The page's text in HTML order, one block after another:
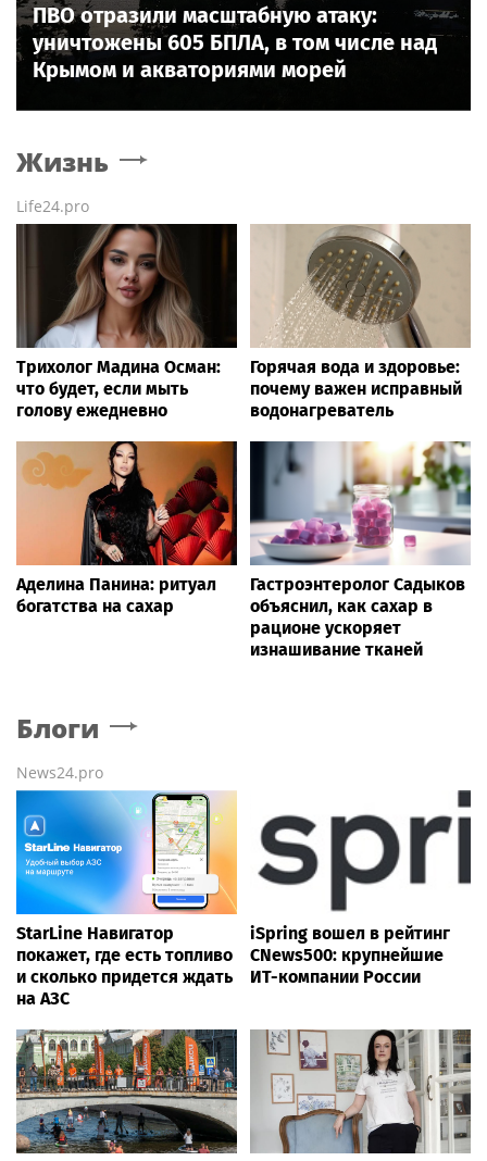
ПВО отразили масштабную атаку:
уничтожены 605 БПЛА, в том числе над
Крымом и акваториями морей
Жизнь
Life24.pro
Трихолог Мадина Осман:
что будет, если мыть
голову ежедневно
Горячая вода и здоровье:
почему важен исправный
водонагреватель
Аделина Панина: ритуал
богатства на сахар
Гастроэнтеролог Садыков
объяснил, как сахар в
рационе ускоряет
изнашивание тканей
Блоги
News24.pro
StarLine Навигатор
покажет, где есть топливо
и сколько придется ждать
на АЗС
iSpring вошел в рейтинг
CNews500: крупнейшие
ИТ-компании России